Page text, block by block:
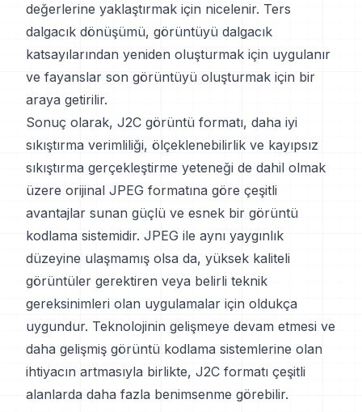
değerlerine yaklaştırmak için nicelenir. Ters
dalgacık dönüşümü, görüntüyü dalgacık
katsayılarından yeniden oluşturmak için uygulanır
ve fayanslar son görüntüyü oluşturmak için bir
araya getirilir.
Sonuç olarak, J2C görüntü formatı, daha iyi
sıkıştırma verimliliği, ölçeklenebilirlik ve kayıpsız
sıkıştırma gerçekleştirme yeteneği de dahil olmak
üzere orijinal JPEG formatına göre çeşitli
avantajlar sunan güçlü ve esnek bir görüntü
kodlama sistemidir. JPEG ile aynı yaygınlık
düzeyine ulaşmamış olsa da, yüksek kaliteli
görüntüler gerektiren veya belirli teknik
gereksinimleri olan uygulamalar için oldukça
uygundur. Teknolojinin gelişmeye devam etmesi ve
daha gelişmiş görüntü kodlama sistemlerine olan
ihtiyacın artmasıyla birlikte, J2C formatı çeşitli
alanlarda daha fazla benimsenme görebilir.